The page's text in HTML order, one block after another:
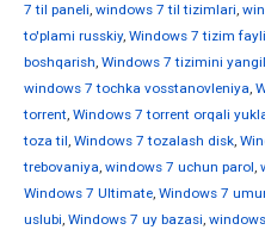
7 til paneli, windows 7 til tizimlari,
to'plami russkiy, Windows 7 tizim
boshqarish, Windows 7 tizimini
windows 7 tochka vosstanovleniya,
torrent, Windows 7 torrent orqali
toza til, Windows 7 tozalash disk,
trebovaniya, windows 7 uchun parol,
Windows 7 Ultimate, Windows 7
uslubi, Windows 7 uy bazasi,